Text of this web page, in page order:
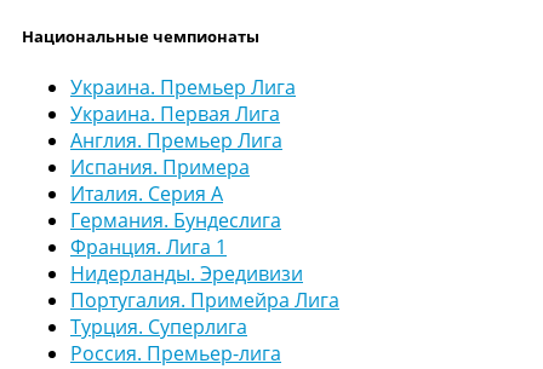
Национальные чемпионаты
Украина. Премьер Лига
Украина. Первая Лига
Англия. Премьер Лига
Испания. Примера
Италия. Серия А
Германия. Бундеслига
Франция. Лига 1
Нидерланды. Эредивизи
Португалия. Примейра Лига
Турция. Суперлига
Россия. Премьер-лига